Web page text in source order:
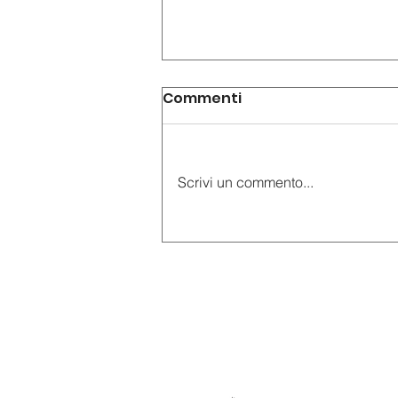
AudioGuide® vi invita
Commenti
Scrivi un commento...